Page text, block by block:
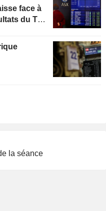
face à
du T4
la séance